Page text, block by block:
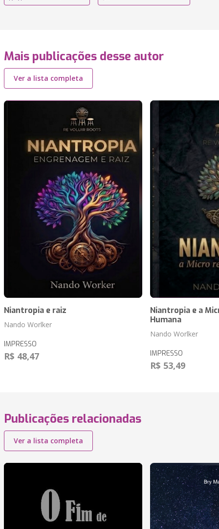
Mais publicações desse autor
Ver a lista completa
Niantropia e raiz
Nando Worlker
IMPRESSO
R$ 48,47
Niantropia e a
Humana
Nando Worlker
IMPRESSO
R$ 53,49
Publicações relacionadas
Ver a lista completa